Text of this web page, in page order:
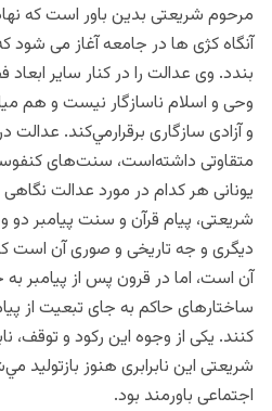
مرحوم شریعتی بدین باور است که
آنگاه کژی ها در جامعه آغاز می شود
بندد. وی عدالت را در كنار ساير
وحی و اسلام ناسازگار نيست و هم
و آزادی سازگاری برقرارمي‌كند.
متقاوتی داشته‌است، سنت‌های
يونانی هر كدام در مورد عدالت
شریعتی، پيام قرآن و سنت پيامبر دو
ديگری و جه تاريخی و صوری آن است كه
آن است، اما در قرون پس از
ساختارهای حاكم به جای تبعيت از
كنند. يكی از وجوه اين ركود و توقف،
شريعتی اين نابرابری هنوز بازتوليد
اجتماعی باورمند بود.